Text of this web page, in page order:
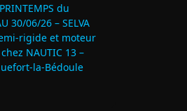
du
30/06/26 – SELVA
rigide et moteur
NAUTIC 13 –